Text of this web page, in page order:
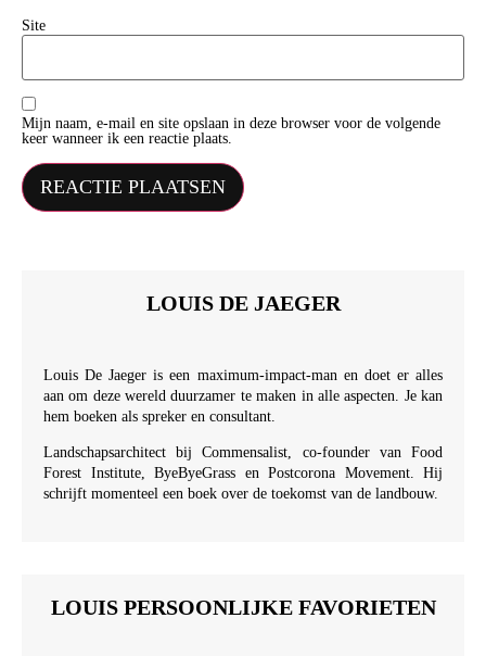
Site
Mijn naam, e-mail en site opslaan in deze browser voor de volgende
keer wanneer ik een reactie plaats.
LOUIS DE JAEGER
Louis De Jaeger is een maximum-impact-man en doet er alles
aan om deze wereld duurzamer te maken in alle aspecten. Je kan
hem boeken als spreker en consultant.
Landschapsarchitect bij Commensalist, co-founder van Food
Forest Institute, ByeByeGrass en Postcorona Movement. Hij
schrijft momenteel een boek over de toekomst van de landbouw.
LOUIS PERSOONLIJKE FAVORIETEN